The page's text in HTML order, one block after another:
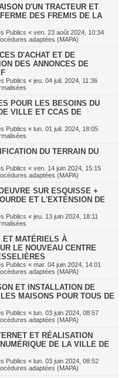
D'UN TRACTEUR ET
DES FREMIS DE LA
Publics « ven. 23 août 2024, 10:34
adaptées (MAPA)
D'ACHAT ET DE
DES ANNONCES DE
Publics « jeu. 04 juil. 2024, 11:36
POUR LES BESOINS DU
VILLE ET CCAS DE
Publics « lun. 01 juil. 2024, 18:05
DU TERRAIN DU
Publics « ven. 14 juin 2024, 15:15
adaptées (MAPA)
SUR ESQUISSE +
ET L'EXTENSION DE
Publics « jeu. 13 juin 2024, 18:11
ET MATÉRIELS À
LE NOUVEAU CENTRE
Publics « mar. 04 juin 2024, 14:01
adaptées (MAPA)
ET INSTALLATION DE
MAISONS POUR TOUS DE
Publics « lun. 03 juin 2024, 08:57
adaptées (MAPA)
ET RÉALISATION
DE LA VILLE DE
Publics « lun. 03 juin 2024, 08:52
adaptées (MAPA)